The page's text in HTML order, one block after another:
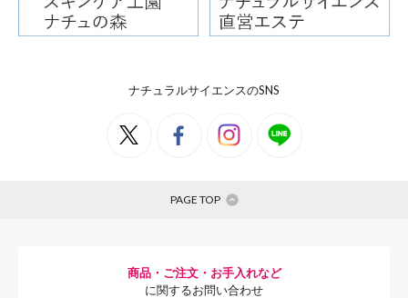
ナチュラルサイエンスのSNS
PAGE TOP
商品・ご注文・お手入れなど
に関するお問い合わせ